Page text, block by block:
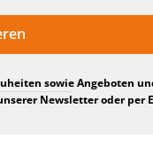
sowie Angeboten
Newsletter oder per